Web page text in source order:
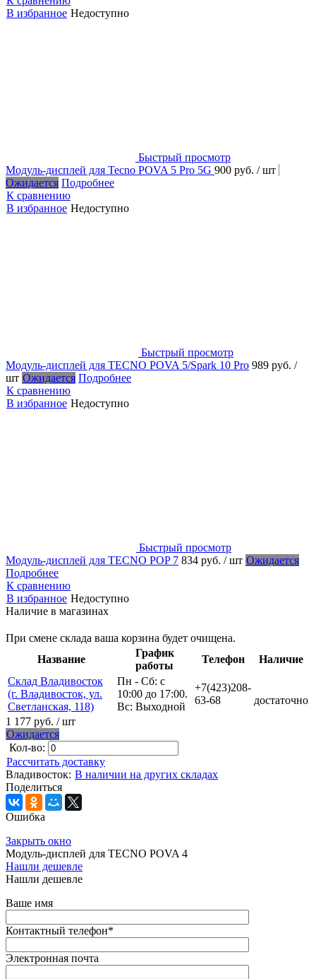
В избранное Недоступно
Быстрый просмотр
Модуль-дисплей для Tecno POVA 5 Pro 5G 900 руб. / шт
Ожидается Подробнее
К сравнению
В избранное Недоступно
Быстрый просмотр
Модуль-дисплей для TECNO POVA 5/Spark 10 Pro 989 руб. /
шт Ожидается Подробнее
К сравнению
В избранное Недоступно
Быстрый просмотр
Модуль-дисплей для TECNO POP 7 834 руб. / шт Ожидается
Подробнее
К сравнению
В избранное Недоступно
Наличие в магазинах
При смене склада ваша корзина будет очищена.
Название
График
работы
Телефон
Наличие
Склад Владивосток
(г. Владивосток, ул.
Светланская, 118)
Пн - Сб: с
10:00 до 17:00.
Вс: Выходной
+7(423)208-
63-68
достаточно
1 177 руб. / шт
Ожидается
Кол-во:
Рассчитать доставку
Владивосток: В наличии на других складах
Поделиться
Ошибка
Закрыть окно
Модуль-дисплей для TECNO POVA 4
Нашли дешевле
Нашли дешевле
Ваше имя
Контактный телефон*
Электронная почта